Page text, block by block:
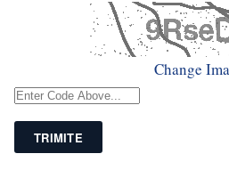
Change
TRIMITE